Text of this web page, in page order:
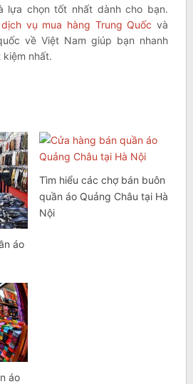
lựa chọn tốt nhất dành cho bạn.
dịch vụ mua hàng Trung Quốc và
về Việt Nam giúp bạn nhanh
nhất.
áo
Tìm hiểu các chợ bán buôn
quần áo Quảng Châu tại Hà
Nội
áo